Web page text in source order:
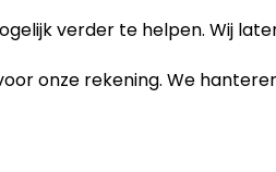
verder te helpen. Wij
onze rekening. We